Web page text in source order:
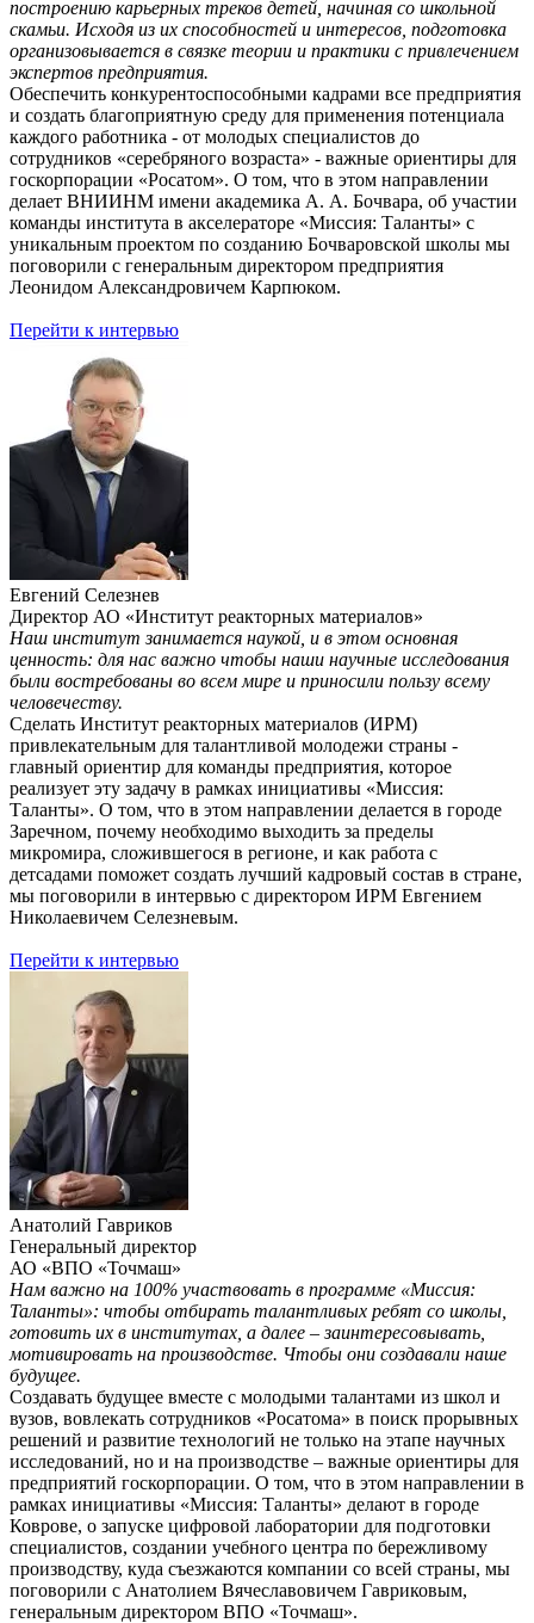
построению карьерных треков детей, начиная со школьной
скамьи. Исходя из их способностей и интересов, подготовка
организовывается в связке теории и практики с привлечением
экспертов предприятия.
Обеспечить конкурентоспособными кадрами все предприятия
и создать благоприятную среду для применения потенциала
каждого работника - от молодых специалистов до
сотрудников «серебряного возраста» - важные ориентиры для
госкорпорации «Росатом». О том, что в этом направлении
делает ВНИИНМ имени академика А. А. Бочвара, об участии
команды института в акселераторе «Миссия: Таланты» с
уникальным проектом по созданию Бочваровской школы мы
поговорили с генеральным директором предприятия
Леонидом Александровичем Карпюком.
Перейти к интервью
Евгений Селезнев
Директор АО «Институт реакторных материалов»
Наш институт занимается наукой, и в этом основная
ценность: для нас важно чтобы наши научные исследования
были востребованы во всем мире и приносили пользу всему
человечеству.
Сделать Институт реакторных материалов (ИРМ)
привлекательным для талантливой молодежи страны -
главный ориентир для команды предприятия, которое
реализует эту задачу в рамках инициативы «Миссия:
Таланты». О том, что в этом направлении делается в городе
Заречном, почему необходимо выходить за пределы
микромира, сложившегося в регионе, и как работа с
детсадами поможет создать лучший кадровый состав в стране,
мы поговорили в интервью с директором ИРМ Евгением
Николаевичем Селезневым.
Перейти к интервью
Анатолий Гавриков
Генеральный директор
АО «ВПО «Точмаш»
Нам важно на 100% участвовать в программе «Миссия:
Таланты»: чтобы отбирать талантливых ребят со школы,
готовить их в институтах, а далее – заинтересовывать,
мотивировать на производстве. Чтобы они создавали наше
будущее.
Создавать будущее вместе с молодыми талантами из школ и
вузов, вовлекать сотрудников «Росатома» в поиск прорывных
решений и развитие технологий не только на этапе научных
исследований, но и на производстве – важные ориентиры для
предприятий госкорпорации. О том, что в этом направлении в
рамках инициативы «Миссия: Таланты» делают в городе
Коврове, о запуске цифровой лаборатории для подготовки
специалистов, создании учебного центра по бережливому
производству, куда съезжаются компании со всей страны, мы
поговорили с Анатолием Вячеславовичем Гавриковым,
генеральным директором ВПО «Точмаш».